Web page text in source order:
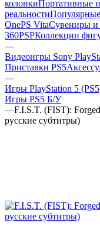
колонкиПортативные
реальности
OnePS VitaСувениры и
360PSPКоллекции
—
Видеоигры Sony
Приставки PS5
—
Игры PlayStation 5
Игры PS5 Б/У
—F.I.S.T. (FIST):
русские субтитры)